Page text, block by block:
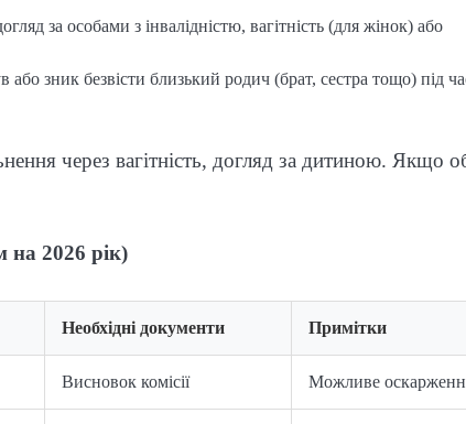
за особами з інвалідністю, вагітність (для жінок) або
зник безвісти близький родич (брат, сестра тощо) під
через вагітність, догляд за дитиною. Якщо
на 2026 рік)
Необхідні документи Примітки
Висновок комісії Можливе